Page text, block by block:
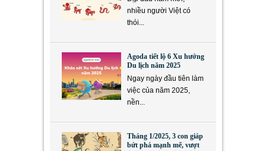
nhiều người Việt có
thói...
Agoda tiết lộ 6 Xu hướng
Du lịch năm 2025
Ngay ngày đầu tiên làm
việc của năm 2025,
nền...
Tháng 1/2025, 3 con giáp
bứt phá mạnh mẽ, vượt